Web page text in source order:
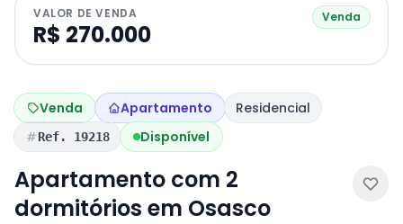
VALOR DE VENDA
R$ 270.000
Venda
Venda Apartamento Residencial
Ref. 19218 Disponível
Apartamento com 2
dormitórios em Osasco